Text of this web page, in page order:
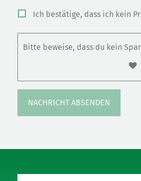
Ich bestätige, dass ich kein
Bitte beweise, dass du kein